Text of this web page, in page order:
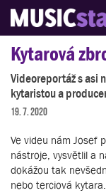
S muzikanty pro
Kytarová
Videoreportáž s asi
kytaristou a
19. 7. 2020
Ve videu nám Josef
nástroje, vysvětlil a
dokážou tak
nebo terciová